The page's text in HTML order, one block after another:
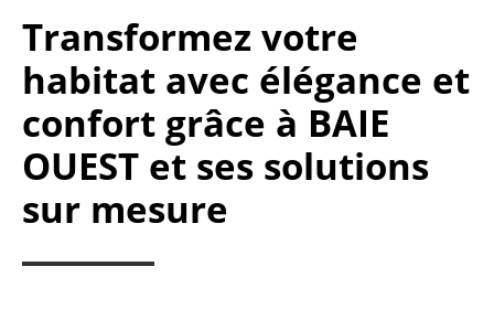
Transformez votre
habitat avec élégance et
confort grâce à BAIE
OUEST et ses solutions
sur mesure